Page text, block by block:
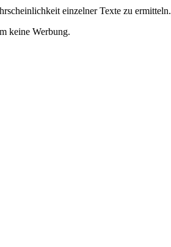
einzelner Texte zu ermitteln.
keine Werbung.